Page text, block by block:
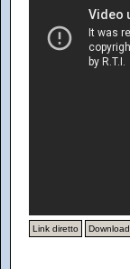
Link diretto Download